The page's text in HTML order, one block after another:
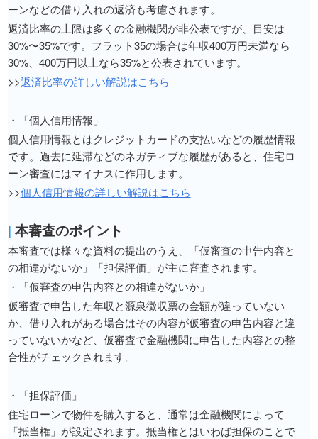
ーンなどの借り入れの返済も考慮されます。
返済比率の上限は多くの金融機関が非公表ですが、目安は
30%〜35%です。フラット35の場合は年収400万円未満なら
30%、400万円以上なら35%と公表されています。
>>返済比率の詳しい解説はこちら
・「個人信用情報」
個人信用情報とはクレジットカードの支払いなどの履歴情報
です。過去に延滞などのネガティブな履歴があると、住宅ロ
ーン審査にはマイナスに作用します。
>>個人信用情報の詳しい解説はこちら
| 本審査のポイント
本審査では様々な資料の提出のうえ、「仮審査の申告内容と
の相違がないか」「担保評価」が主に審査されます。
・「仮審査の申告内容との相違がないか」
仮審査で申告した年収と源泉徴収票の金額が違っていない
か、借り入れがある場合はその内容が仮審査の申告内容と違
っていないかなど、仮審査で金融機関に申告した内容との整
合性がチェックされます。
・「担保評価」
住宅ローンで物件を購入すると、通常は金融機関によって
「抵当権」が設定されます。抵当権とはいわば担保のことで